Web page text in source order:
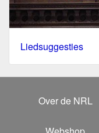
Liedsuggesties
Over de NRL